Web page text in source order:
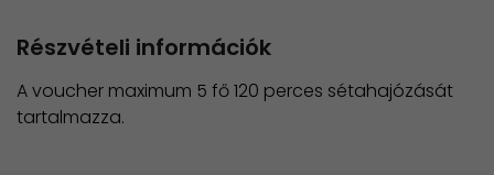
Részvételi információk
A voucher maximum 5 fő 120 perces sétahajózását
tartalmazza.